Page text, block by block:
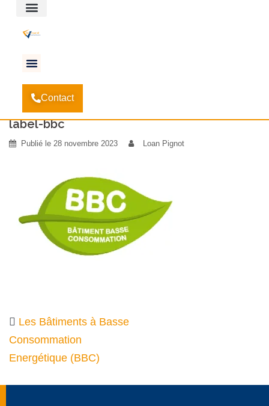
Contact
Accueil-Les Bâtiments à Basse Consommation
Energétique (BBC)
label-bbc
Publié le 28 novembre 2023 Loan Pignot
Les Bâtiments à Basse
Consommation
Energétique (BBC)